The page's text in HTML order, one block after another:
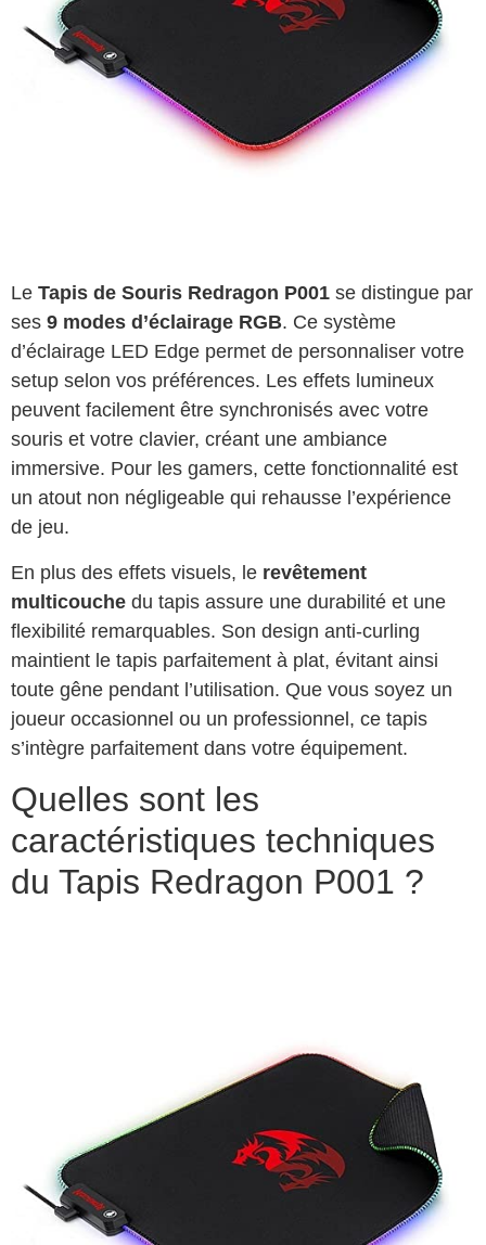
Le Tapis de Souris Redragon P001 se distingue par
ses 9 modes d’éclairage RGB. Ce système
d’éclairage LED Edge permet de personnaliser votre
setup selon vos préférences. Les effets lumineux
peuvent facilement être synchronisés avec votre
souris et votre clavier, créant une ambiance
immersive. Pour les gamers, cette fonctionnalité est
un atout non négligeable qui rehausse l’expérience
de jeu.
En plus des effets visuels, le revêtement
multicouche du tapis assure une durabilité et une
flexibilité remarquables. Son design anti-curling
maintient le tapis parfaitement à plat, évitant ainsi
toute gêne pendant l’utilisation. Que vous soyez un
joueur occasionnel ou un professionnel, ce tapis
s’intègre parfaitement dans votre équipement.
Quelles sont les
caractéristiques techniques
du Tapis Redragon P001 ?